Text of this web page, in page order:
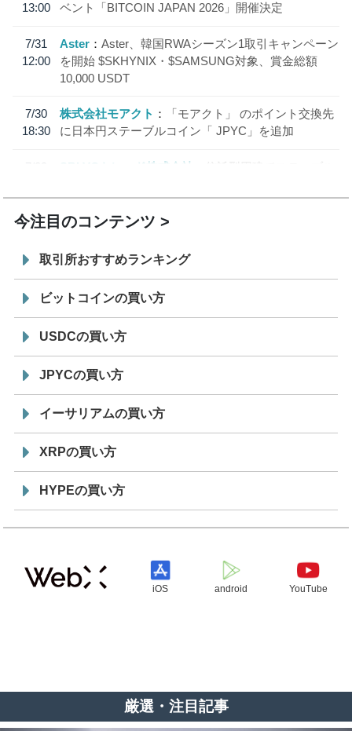
13:00
ベント「BITCOIN JAPAN 2026」開催決定
7/31
12:00
Aster
Aster、韓国RWAシーズン1取引キャンペーン
を開始 $SKHYNIX・$SAMSUNG対象、賞金総額
10,000 USDT
7/30
18:30
株式会社モアクト
「モアクト」 のポイント交換先
に日本円ステーブルコイン「 JPYC」を追加
7/29
SBI VCトレード株式会社
信託型円建てステーブル
今注目のコンテンツ
取引所おすすめランキング
ビットコインの買い方
USDCの買い方
JPYCの買い方
イーサリアムの買い方
XRPの買い方
HYPEの買い方
iOS android YouTube
厳選・注目記事